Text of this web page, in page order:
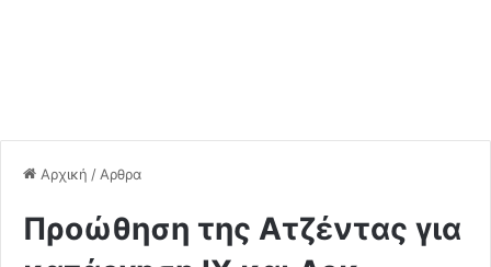
Αρχική / Αρθρα
Προώθηση της Ατζέντας για